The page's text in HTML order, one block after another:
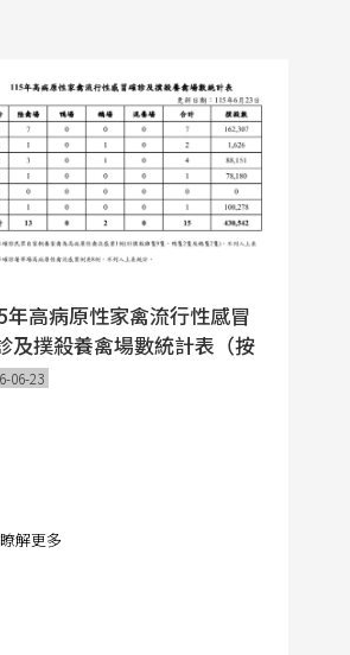
年高病原性家禽流行性感冒
及撲殺養禽場數統計表（按
06-23
瞭解更多